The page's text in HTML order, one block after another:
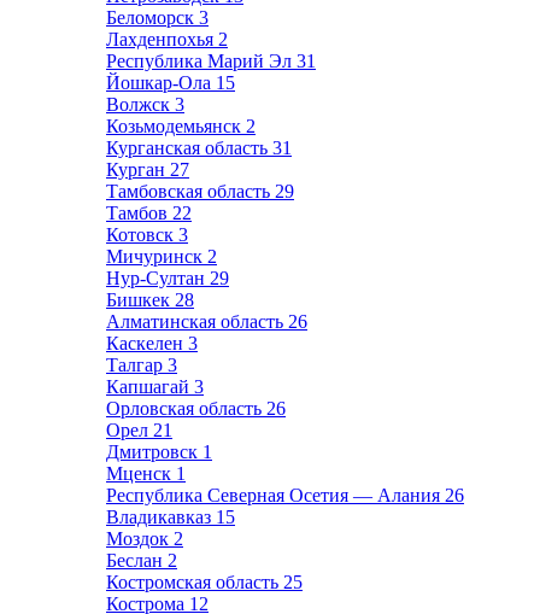
Беломорск 3
Лахденпохья 2
Республика Марий Эл 31
Йошкар-Ола 15
Волжск 3
Козьмодемьянск 2
Курганская область 31
Курган 27
Тамбовская область 29
Тамбов 22
Котовск 3
Мичуринск 2
Нур-Султан 29
Бишкек 28
Алматинская область 26
Каскелен 3
Талгар 3
Капшагай 3
Орловская область 26
Орел 21
Дмитровск 1
Мценск 1
Республика Северная Осетия — Алания 26
Владикавказ 15
Моздок 2
Беслан 2
Костромская область 25
Кострома 12